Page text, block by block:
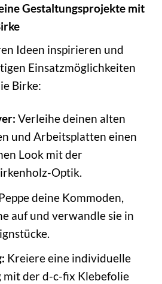
Gestaltungsprojekte mit
Ideen inspirieren und
Einsatzmöglichkeiten
Birke:
Verleihe deinen alten
und Arbeitsplatten einen
Look mit der
Optik.
deine Kommoden,
auf und verwandle sie in
Kreiere eine individuelle
mit der d-c-fix Klebefolie